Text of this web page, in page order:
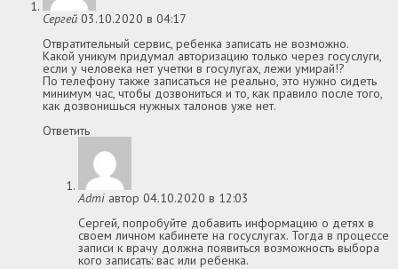
Сергей 03.10.2020 в 04:17
Отвратительный сервис, ребенка записать не возможно.
Какой уникум придумал авторизацию только через госуслуги,
если у человека нет учетки в госулугах, лежи умирай!?
По телефону также записаться не реально, это нужно сидеть
минимум час, чтобы дозвониться и то, как правило после того,
как дозвонишься нужных талонов уже нет.
Ответить
Admi автор 04.10.2020 в 12:03
Сергей, попробуйте добавить информацию о детях в
своем личном кабинете на госуслугах. Тогда в процессе
записи к врачу должна появиться возможность выбора
кого записать: вас или ребенка.